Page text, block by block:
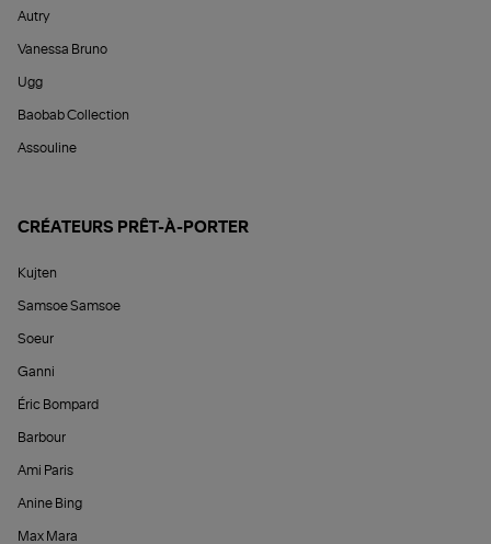
Autry
Vanessa Bruno
Ugg
Baobab Collection
Assouline
CRÉATEURS PRÊT-À-PORTER
Kujten
Samsoe Samsoe
Soeur
Ganni
Éric Bompard
Barbour
Ami Paris
Anine Bing
Max Mara